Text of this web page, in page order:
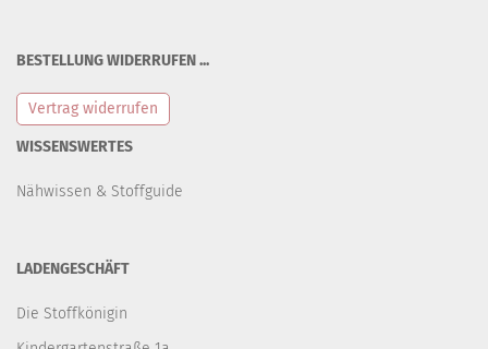
BESTELLUNG WIDERRUFEN ...
Vertrag widerrufen
WISSENSWERTES
Nähwissen & Stoffguide
LADENGESCHÄFT
Die Stoffkönigin